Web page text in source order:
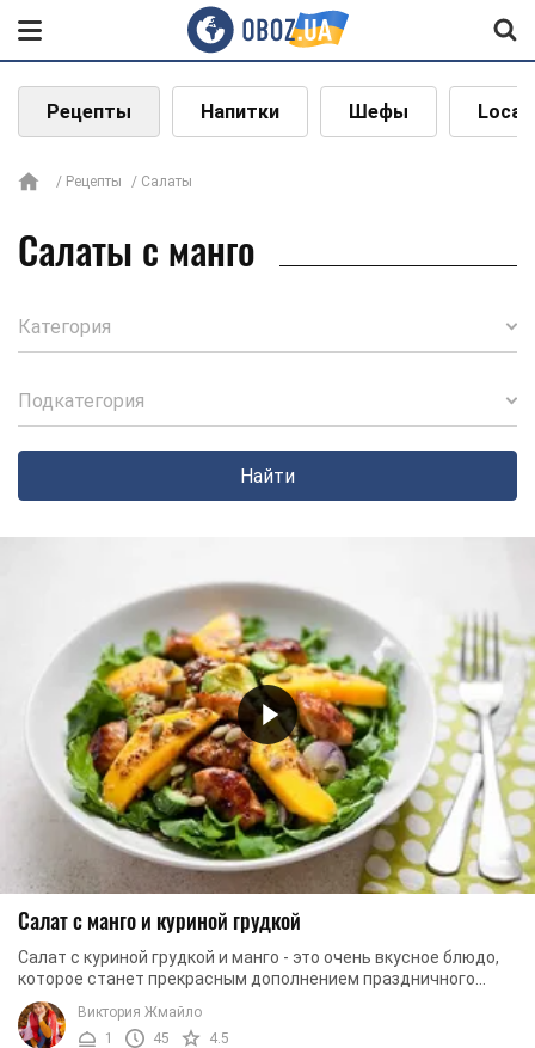
Рецепты Напитки Шефы Local
Рецепты Салаты
Салаты с манго
Категория
Подкатегория
Найти
Салат с манго и куриной грудкой
Салат с куриной грудкой и манго - это очень вкусное блюдо,
которое станет прекрасным дополнением праздничного
стола. Наш салат будет иметь ...
Виктория Жмайло
1
45 4.5